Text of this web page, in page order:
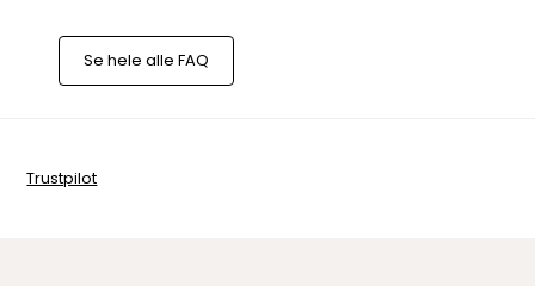
Se hele alle FAQ
Trustpilot